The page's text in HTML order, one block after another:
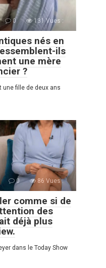
0 131 Vues :
nés en
ils
une mère
?
une fille de deux ans
0 86 Vues :
comme si de
des
déjà plus
dans le Today Show